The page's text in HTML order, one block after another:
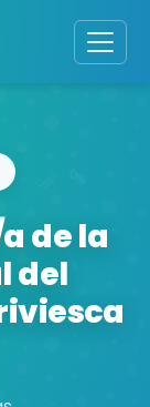
de la
del